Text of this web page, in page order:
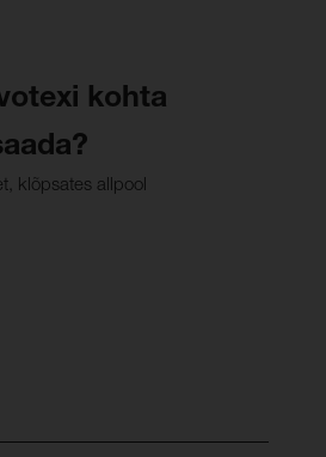
kohta
klõpsates allpool